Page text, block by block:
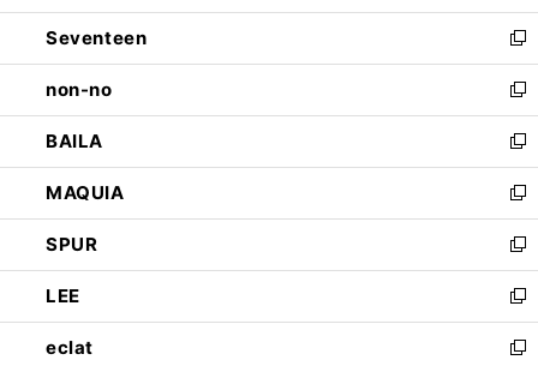
開
く
ウ
で
開
く
ン
ド
ウ
で
開
く
Seventeen
新
し
い
ウ
ィ
ン
ド
ウ
で
開
く
non-no
新
し
い
ウ
ィ
ン
ド
ウ
で
開
く
BAILA
新
し
い
ウ
ィ
ン
ド
ウ
で
MAQUIA
新
し
い
ウ
ィ
ン
ド
SPUR
新
し
い
ウ
ィ
LEE
新
し
い
eclat
新